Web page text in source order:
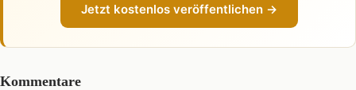
Jetzt kostenlos veröffentlichen →
Kommentare